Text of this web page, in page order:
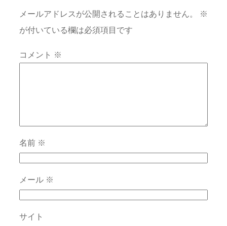
メールアドレスが公開されることはありません。
※
が付いている欄は必須項目です
コメント ※
名前 ※
メール ※
サイト